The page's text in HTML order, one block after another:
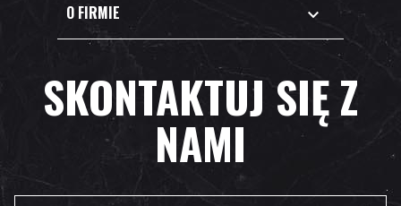
O FIRMIE 
SKONTAKTUJ SIĘ Z
NAMI